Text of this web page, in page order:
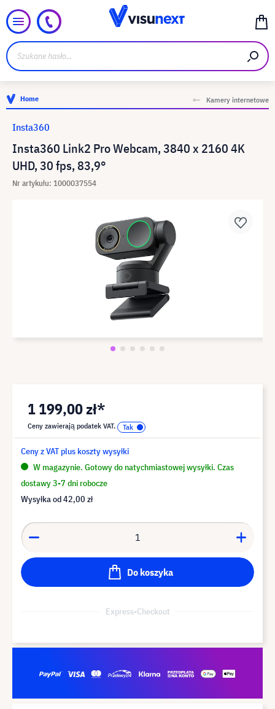
Home Kamery internetowe
Insta360 Link2 Pro Webcam, 3840 x 2160 4K
UHD, 30 fps, 83,9°
Nr artykułu: 1000037554
Insta360
1 199,00 zł*
Ceny zawierają podatek VAT.
Ceny z VAT plus koszty wysyłki
W magazynie. Gotowy do natychmiastowej wysyłki. Czas
dostawy 3-7 dni robocze
Wysyłka od42,00 zł
Do koszyka
Express-Checkout